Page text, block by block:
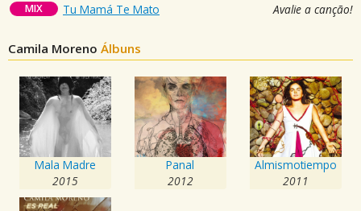
MIX Tu Mamá Te Mato Avalie a canção!
Camila Moreno Álbuns
Mala Madre
2015
Panal
2012
Almismotiempo
2011